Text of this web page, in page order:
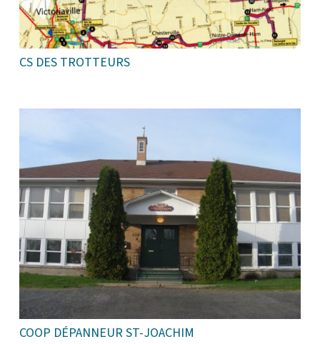
CS DES TROTTEURS
COOP DÉPANNEUR ST-JOACHIM